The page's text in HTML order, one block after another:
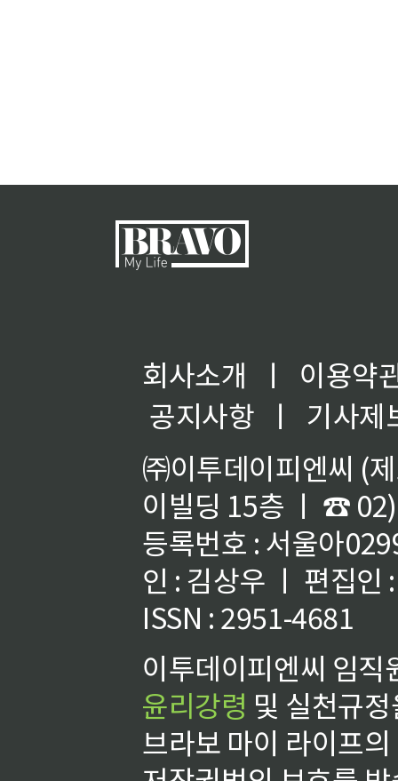
회사소개 ㅣ
이용약
공지사항
ㅣ
기사제
㈜이투데이피엔씨 (
이빌딩 15층 ㅣ ☎
등록번호 : 서울아
인 : 김상우 ㅣ 편집인
ISSN : 2951-4681
이투데이피엔씨 임
윤리강령 및 실천규
브라보 마이 라이프